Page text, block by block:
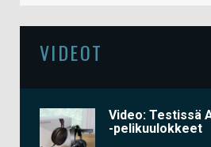
VIDEOT
Video: Testissä
-pelikuulokkeet